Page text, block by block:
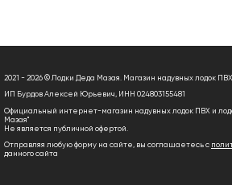
2021 - 2026 © Лодки Деда Мазая. Магазин надувных лодок
ИП Бурдов Алексей Юрьевич, ИНН 024803155481
Официальный интернет-магазин надувных лодок ПВХ и
Мазая"
Не является публичной офертой.
Отправляя любую форму на сайте, вы соглашаетесь с
данного сайта